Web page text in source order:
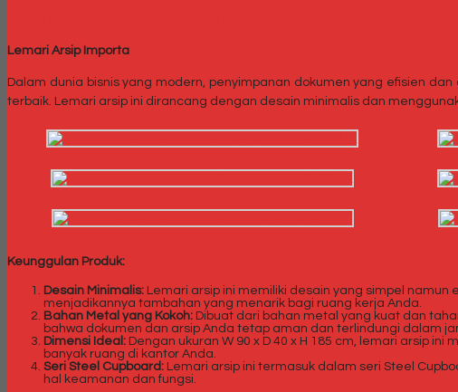
Lemari Arsip Importa
Dalam dunia bisnis yang modern, penyimpanan dokumen yang efisien
terbaik. Lemari arsip ini dirancang dengan desain minimalis dan
Keunggulan Produk:
Desain Minimalis: Lemari arsip ini memiliki desain yang simpel
menjadikannya tambahan yang menarik bagi ruang kerja Anda.
Bahan Metal yang Kokoh: Dibuat dari bahan metal yang kuat dan
bahwa dokumen dan arsip Anda tetap aman dan terlindungi dalam
Dimensi Ideal: Dengan ukuran W 90 x D 40 x H 185 cm, lemari arsip
banyak ruang di kantor Anda.
Seri Steel Cupboard: Lemari arsip ini termasuk dalam seri Steel
hal keamanan dan fungsi.